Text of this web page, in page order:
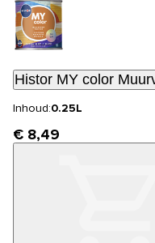
Histor MY color
Inhoud:0.25L
€ 8,49